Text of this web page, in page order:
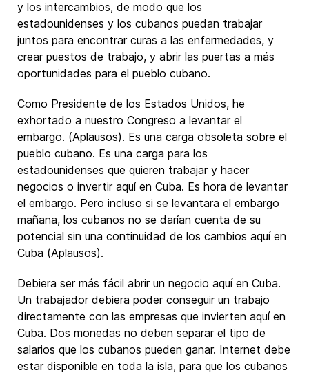
y los intercambios, de modo que los
estadounidenses y los cubanos puedan trabajar
juntos para encontrar curas a las enfermedades, y
crear puestos de trabajo, y abrir las puertas a más
oportunidades para el pueblo cubano.
Como Presidente de los Estados Unidos, he
exhortado a nuestro Congreso a levantar el
embargo. (Aplausos). Es una carga obsoleta sobre el
pueblo cubano. Es una carga para los
estadounidenses que quieren trabajar y hacer
negocios o invertir aquí en Cuba. Es hora de levantar
el embargo. Pero incluso si se levantara el embargo
mañana, los cubanos no se darían cuenta de su
potencial sin una continuidad de los cambios aquí en
Cuba (Aplausos).
Debiera ser más fácil abrir un negocio aquí en Cuba.
Un trabajador debiera poder conseguir un trabajo
directamente con las empresas que invierten aquí en
Cuba. Dos monedas no deben separar el tipo de
salarios que los cubanos pueden ganar. Internet debe
estar disponible en toda la isla, para que los cubanos